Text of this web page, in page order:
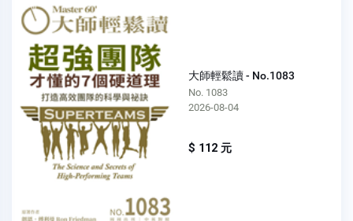
大師輕鬆讀 - No.1083
No. 1083
2026-08-04
$ 112 元